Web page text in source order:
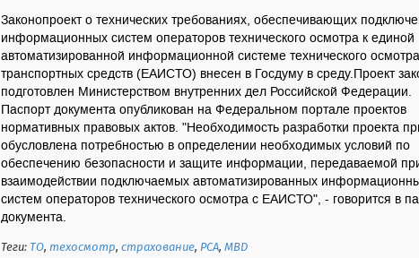
Законопроект о технических требованиях, обеспечивающих
информационных систем операторов технического осмотра к единой
автоматизированной информационной системе технического осмотра
транспортных средств (ЕАИСТО) внесен в Госдуму в среду.Проект
подготовлен Министерством внутренних дел Российской Федерации.
Паспорт документа опубликован на Федеральном портале проектов
нормативных правовых актов. "Необходимость разработки проекта
обусловлена потребностью в определении необходимых условий по
обеспечению безопасности и защите информации, передаваемой
взаимодействии подключаемых автоматизированных
систем операторов технического осмотра с ЕАИСТО", - говорится в
документа.
Теги:ТО,техосмотр,страхование, РСА,МВД